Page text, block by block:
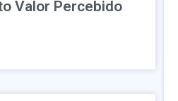
Valor Percebido